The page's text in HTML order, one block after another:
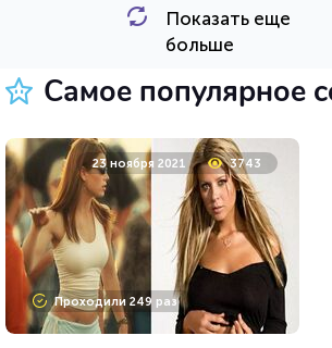
HTML - код
12 сентября 2020 7476
Проходили 606 раз
Животные
Показать еще
больше
Самое популярное
23 ноября 2021 3743
Проходили 249 раз